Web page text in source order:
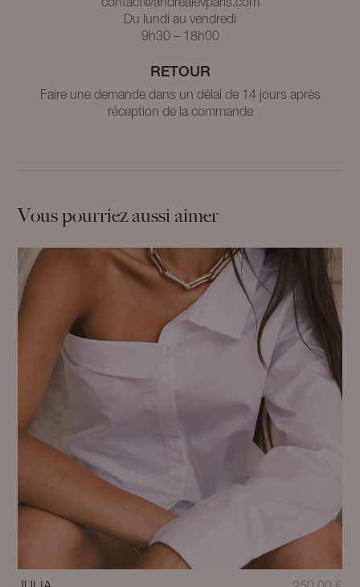
contact@andrealevparis.com
Du lundi au vendredi
9h30 – 18h00
RETOUR
Faire une demande dans un délai de 14 jours après
réception de la commande
Vous pourriez aussi aimer